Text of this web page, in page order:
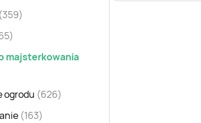
(359)
majsterkowania
ogrodu (626)
(163)